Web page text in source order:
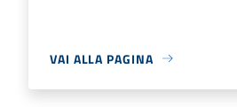
VAI ALLA PAGINA